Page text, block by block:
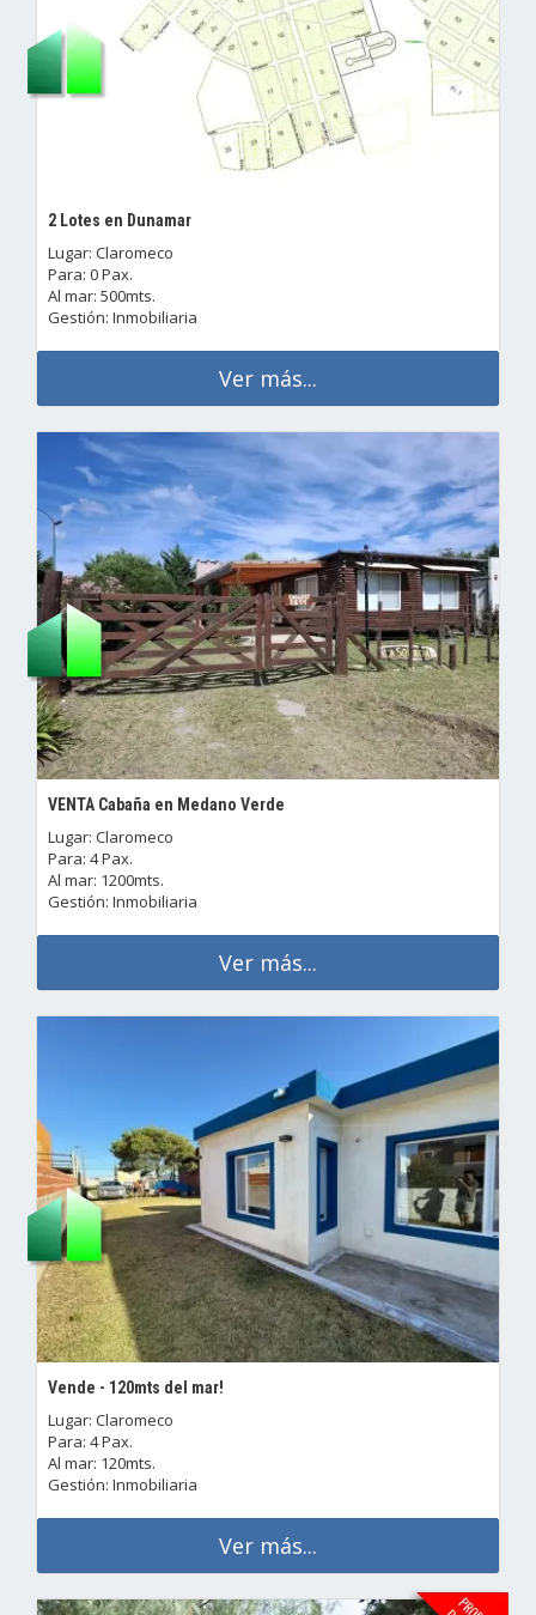
2 Lotes en Dunamar
Lugar: Claromeco
Para: 0 Pax.
Al mar: 500mts.
Gestión: Inmobiliaria
Ver más...
VENTA Cabaña en Medano Verde
Lugar: Claromeco
Para: 4 Pax.
Al mar: 1200mts.
Gestión: Inmobiliaria
Ver más...
Vende - 120mts del mar!
Lugar: Claromeco
Para: 4 Pax.
Al mar: 120mts.
Gestión: Inmobiliaria
Ver más...